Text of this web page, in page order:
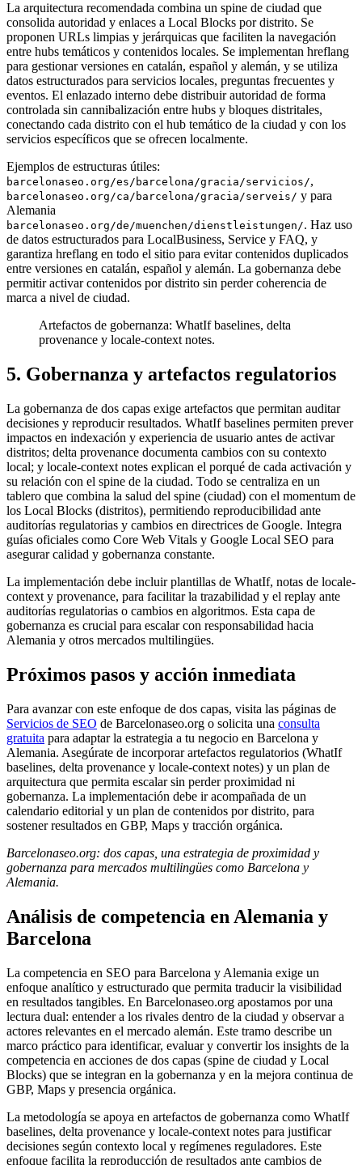
La arquitectura recomendada combina un spine de ciudad que
consolida autoridad y enlaces a Local Blocks por distrito. Se
proponen URLs limpias y jerárquicas que faciliten la navegación
entre hubs temáticos y contenidos locales. Se implementan hreflang
para gestionar versiones en catalán, español y alemán, y se utiliza
datos estructurados para servicios locales, preguntas frecuentes y
eventos. El enlazado interno debe distribuir autoridad de forma
controlada sin cannibalización entre hubs y bloques distritales,
conectando cada distrito con el hub temático de la ciudad y con los
servicios específicos que se ofrecen localmente.
Ejemplos de estructuras útiles:
barcelonaseo.org/es/barcelona/gracia/servicios/,
barcelonaseo.org/ca/barcelona/gracia/serveis/ y para
Alemania
barcelonaseo.org/de/muenchen/dienstleistungen/. Haz uso
de datos estructurados para LocalBusiness, Service y FAQ, y
garantiza hreflang en todo el sitio para evitar contenidos duplicados
entre versiones en catalán, español y alemán. La gobernanza debe
permitir activar contenidos por distrito sin perder coherencia de
marca a nivel de ciudad.
Artefactos de gobernanza: WhatIf baselines, delta
provenance y locale-context notes.
5. Gobernanza y artefactos regulatorios
La gobernanza de dos capas exige artefactos que permitan auditar
decisiones y reproducir resultados. WhatIf baselines permiten prever
impactos en indexación y experiencia de usuario antes de activar
distritos; delta provenance documenta cambios con su contexto
local; y locale-context notes explican el porqué de cada activación y
su relación con el spine de la ciudad. Todo se centraliza en un
tablero que combina la salud del spine (ciudad) con el momentum de
los Local Blocks (distritos), permitiendo reproducibilidad ante
auditorías regulatorias y cambios en directrices de Google. Integra
guías oficiales como Core Web Vitals y Google Local SEO para
asegurar calidad y gobernanza constante.
La implementación debe incluir plantillas de WhatIf, notas de locale-
context y provenance, para facilitar la trazabilidad y el replay ante
auditorías regulatorias o cambios en algoritmos. Esta capa de
gobernanza es crucial para escalar con responsabilidad hacia
Alemania y otros mercados multilingües.
Próximos pasos y acción inmediata
Para avanzar con este enfoque de dos capas, visita las páginas de
Servicios de SEO de Barcelonaseo.org o solicita una consulta
gratuita para adaptar la estrategia a tu negocio en Barcelona y
Alemania. Asegúrate de incorporar artefactos regulatorios (WhatIf
baselines, delta provenance y locale-context notes) y un plan de
arquitectura que permita escalar sin perder proximidad ni
gobernanza. La implementación debe ir acompañada de un
calendario editorial y un plan de contenidos por distrito, para
sostener resultados en GBP, Maps y tracción orgánica.
Barcelonaseo.org: dos capas, una estrategia de proximidad y
gobernanza para mercados multilingües como Barcelona y
Alemania.
Análisis de competencia en Alemania y
Barcelona
La competencia en SEO para Barcelona y Alemania exige un
enfoque analítico y estructurado que permita traducir la visibilidad
en resultados tangibles. En Barcelonaseo.org apostamos por una
lectura dual: entender a los rivales dentro de la ciudad y observar a
actores relevantes en el mercado alemán. Este tramo describe un
marco práctico para identificar, evaluar y convertir los insights de la
competencia en acciones de dos capas (spine de ciudad y Local
Blocks) que se integran en la gobernanza y en la mejora continua de
GBP, Maps y presencia orgánica.
La metodología se apoya en artefactos de gobernanza como WhatIf
baselines, delta provenance y locale-context notes para justificar
decisiones según contexto local y regímenes reguladores. Este
enfoque facilita la reproducción de resultados ante cambios de